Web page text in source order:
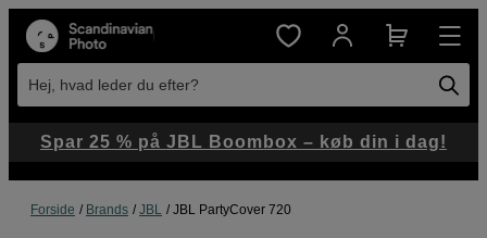
Hej, hvad leder du efter?
Forside Brands JBL JBL PartyCover 720
Spar 25 % på JBL Boombox – køb din i dag!